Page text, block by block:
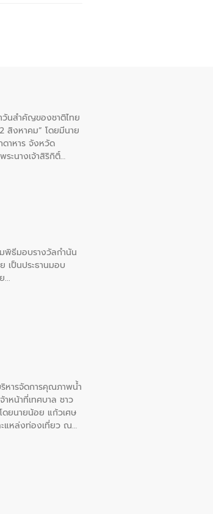
วันสําคัญของชาติไทย
สิงหาคม” โดยมีนาย
ดาหาร จังหวัด
ะนางเจ้าสิริกิติ์
พิธีมอบรางวัลกำนัน
เป็นประธานมอบ
หารจัดการคุณภาพน้ำ
าหน้าที่เทศบาล ชาว
ดยนายน้อย แก้วเศษ
ะแหล่งท่องเที่ยว ณ